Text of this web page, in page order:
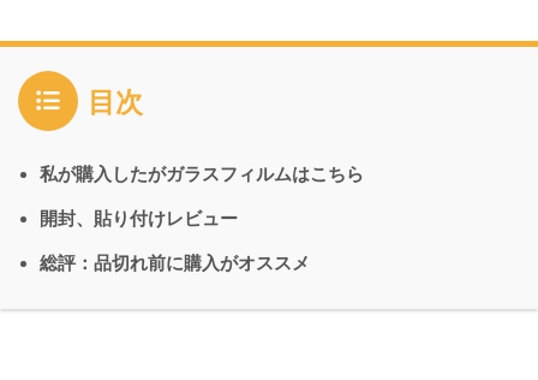
目次
私が購入したがガラスフィルムはこちら
開封、貼り付けレビュー
総評：品切れ前に購入がオススメ